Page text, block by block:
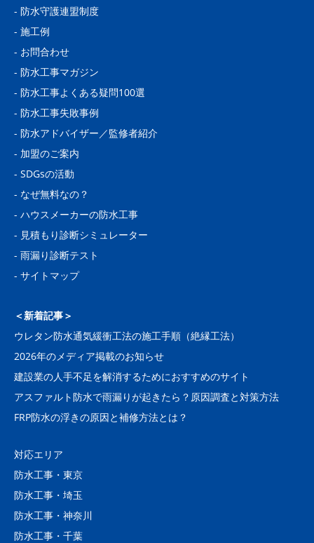
- 防水守護連盟制度
- 施工例
- お問合わせ
- 防水工事マガジン
- 防水工事よくある疑問100選
- 防水工事失敗事例
- 防水アドバイザー／監修者紹介
- 加盟のご案内
- SDGsの活動
- なぜ無料なの？
- ハウスメーカーの防水工事
- 見積もり診断シミュレーター
- 雨漏り診断テスト
- サイトマップ
＜新着記事＞
ウレタン防水通気緩衝工法の施工手順（絶縁工法）
2026年のメディア掲載のお知らせ
建設業の人手不足を解消するためにおすすめのサイト
アスファルト防水で雨漏りが起きたら？原因調査と対策方法
FRP防水の浮きの原因と補修方法とは？
対応エリア
防水工事・東京
防水工事・埼玉
防水工事・神奈川
防水工事・千葉